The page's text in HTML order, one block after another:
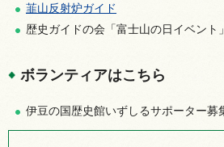
韮山反射炉ガイド
歴史ガイドの会「富士山の日イベント」
ボランティアはこちら
伊豆の国歴史館いずしるサポーター募